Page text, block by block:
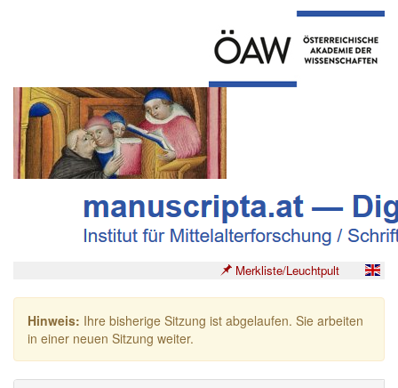
Merkliste/Leuchtpult
Hinweis: Ihre bisherige Sitzung ist abgelaufen. Sie arbeiten
in einer neuen Sitzung weiter.